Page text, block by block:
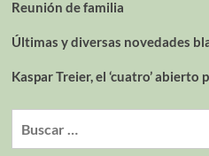
Reunión de familia
Últimas y diversas novedades
Kaspar Treier, el ‘cuatro’